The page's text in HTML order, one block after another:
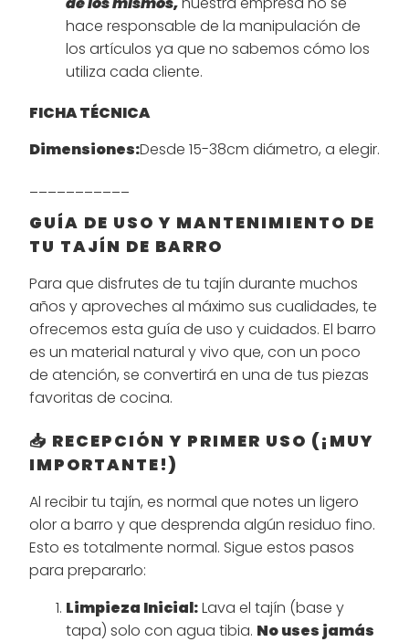
hace responsable de la manipulación de
los artículos ya que no sabemos cómo los
utiliza cada cliente.
FICHA TÉCNICA
Dimensiones:Desde 15-38cm diámetro, a elegir.
GUÍA DE USO Y MANTENIMIENTO DE
TU TAJÍN DE BARRO
Para que disfrutes de tu tajín durante muchos
años y aproveches al máximo sus cualidades, te
ofrecemos esta guía de uso y cuidados. El barro
es un material natural y vivo que, con un poco
de atención, se convertirá en una de tus piezas
favoritas de cocina.
📥 RECEPCIÓN Y PRIMER USO (¡MUY
IMPORTANTE!)
Al recibir tu tajín, es normal que notes un ligero
olor a barro y que desprenda algún residuo fino.
Esto es totalmente normal. Sigue estos pasos
para prepararlo:
Limpieza Inicial:Lava el tajín (base y
tapa) solo con agua tibia. No uses jamás